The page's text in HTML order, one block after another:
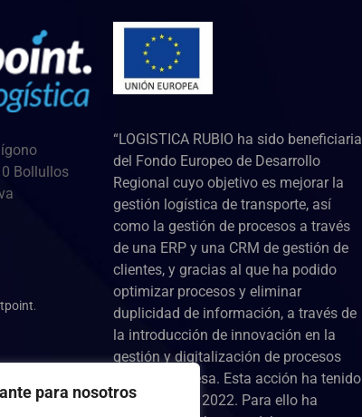
para nosotros
Bollullos
“LOGISTICA RUBIO ha sido beneficiaria
del Fondo Europeo de Desarrollo
Regional cuyo objetivo es mejorar la
gestión logística de transporte, así
como la gestión de procesos a través
de una ERP y una CRM de gestión de
clientes, y gracias al que ha podido
optimizar procesos y eliminar
duplicidad de información, a través de
la introducción de innovación en la
gestión y digitalización de procesos
para la empresa. Esta acción ha tenido
lugar durante 2022. Para ello ha